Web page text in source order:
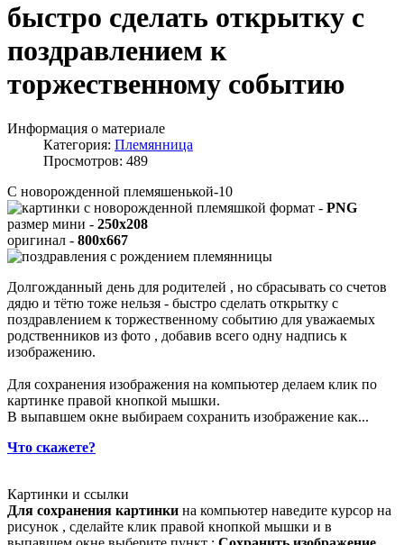
быстро сделать открытку с
поздравлением к
торжественному событию
Информация о материале
Категория: Племянница
Просмотров: 489
С новорожденной племяшенькой-10
формат - PNG
размер мини - 250x208
оригинал - 800x667
Долгожданный день для родителей , но сбрасывать со счетов
дядю и тётю тоже нельзя - быстро сделать открытку с
поздравлением к торжественному событию для уважаемых
родственников из фото , добавив всего одну надпись к
изображению.
Для сохранения изображения на компьютер делаем клик по
картинке правой кнопкой мышки.
В выпавшем окне выбираем сохранить изображение как...
Что скажете?
Картинки и ссылки
Для сохранения картинки на компьютер наведите курсор на
рисунок , сделайте клик правой кнопкой мышки и в